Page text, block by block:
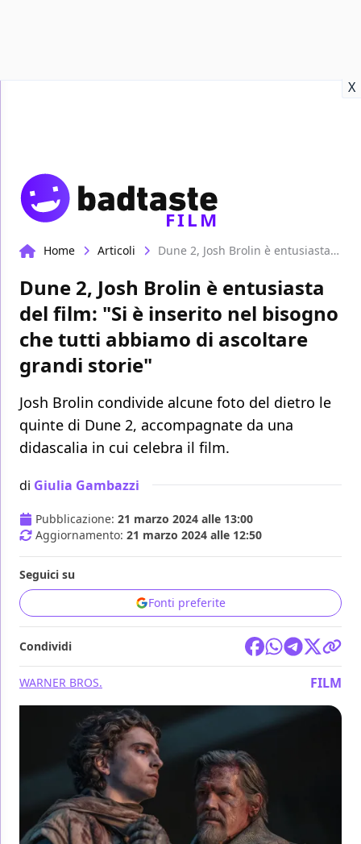
X
FILM
Home Articoli Dune 2, Josh Brolin è entusiasta del film: "Si è inserito nel bisogno che tutti abbiamo di ascoltare grandi storie"
Dune 2, Josh Brolin è entusiasta
del film: "Si è inserito nel bisogno
che tutti abbiamo di ascoltare
grandi storie"
Josh Brolin condivide alcune foto del dietro le
quinte di Dune 2, accompagnate da una
didascalia in cui celebra il film.
di Giulia Gambazzi
Pubblicazione: 21 marzo 2024 alle 13:00
Aggiornamento: 21 marzo 2024 alle 12:50
Seguici su
Fonti preferite
Condividi
WARNER BROS. FILM